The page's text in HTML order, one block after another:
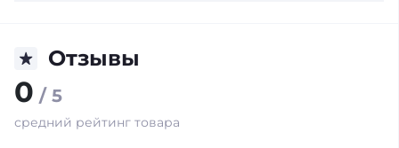
Отзывы
0 / 5
средний рейтинг товара